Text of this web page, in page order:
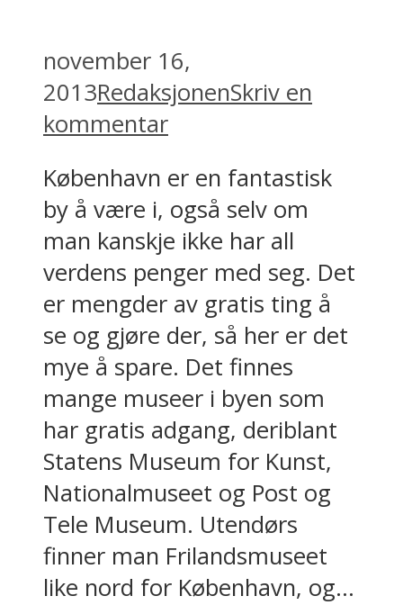
november 16,
2013RedaksjonenSkriv en
kommentar
København er en fantastisk
by å være i, også selv om
man kanskje ikke har all
verdens penger med seg. Det
er mengder av gratis ting å
se og gjøre der, så her er det
mye å spare. Det finnes
mange museer i byen som
har gratis adgang, deriblant
Statens Museum for Kunst,
Nationalmuseet og Post og
Tele Museum. Utendørs
finner man Frilandsmuseet
like nord for København, og...